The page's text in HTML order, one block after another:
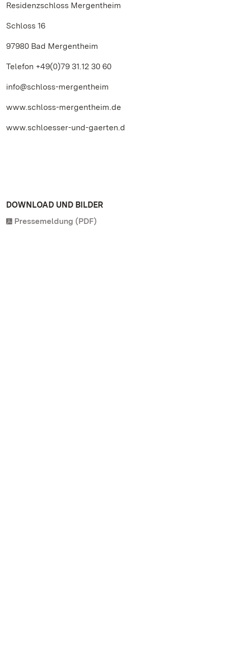
Residenzschloss Mergentheim
Schloss 16
97980 Bad Mergentheim
Telefon +49(0)79 31.12 30 60
info@schloss-mergentheim
www.schloss-mergentheim.de
www.schloesser-und-gaerten.d
DOWNLOAD UND BILDER
Pressemeldung (PDF)